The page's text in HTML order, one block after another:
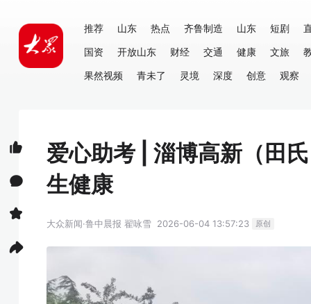
推荐 山东 热点 齐鲁制造 山东 短剧
国资
开放山东 财经 交通 健康 文旅
果然视频
青未了 灵境 深度 创意 观察
爱心助考 | 淄博高新（田
生健康
大众新闻·鲁中晨报 翟咏雪 2026-06-04 13:57:23 原创